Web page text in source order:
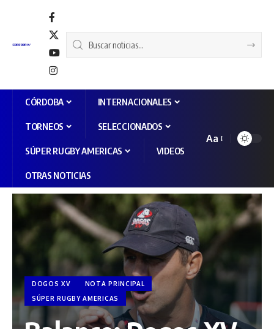
CÓRDOBA INTERNACIONALES
TORNEOS SELECCIONADOS
SÚPER RUGBY AMERICAS VIDEOS
OTRAS NOTICIAS
Aa
DOGOS XV
NOTA PRINCIPAL
SÚPER RUGBY AMERICAS